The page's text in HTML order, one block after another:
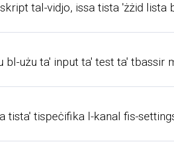
tal-vidjo, issa tista 'żżid
bl-użu ta' input ta' test ta' tbassir
tista' tispeċifika l-kanal fis-